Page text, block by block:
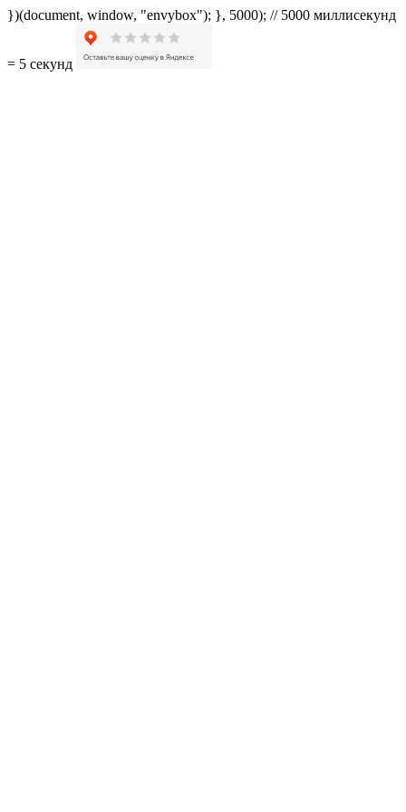
})(document, window, "envybox"); }, 5000); // 5000 миллисекунд
= 5 секунд